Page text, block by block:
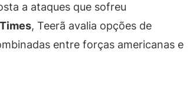
a ataques que sofreu
, Teerã avalia opções de
entre forças americanas e